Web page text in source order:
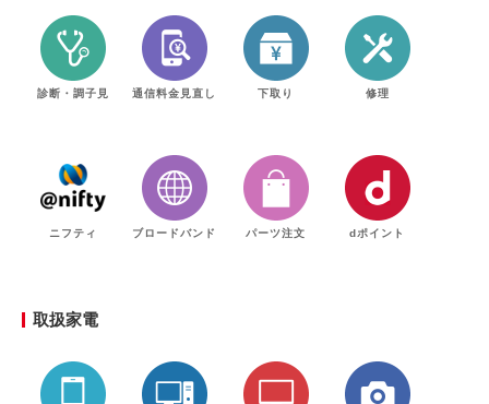
診断・調子見 通信料金見直し 下取り 修理
ニフティ ブロードバンド パーツ注文 dポイント
取扱家電